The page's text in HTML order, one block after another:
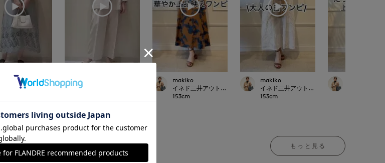
新宿伊勢丹SUPERIOR CLOSET
新宿伊勢丹SUPERIOR CLOSET
makiko
イネド三井アウトレットパーク多摩南大沢店
153cm
makiko
イネド三井アウトレットパーク多摩南大沢店
153cm
もっと見る